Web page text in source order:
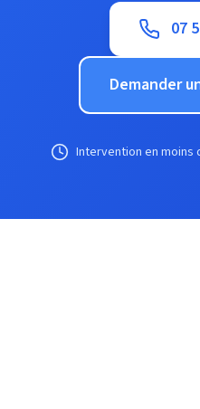
07
Demander
Intervention en moins